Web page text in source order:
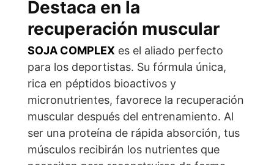
Destaca en la
recuperación muscular
SOJA COMPLEX es el aliado perfecto
para los deportistas. Su fórmula única,
rica en péptidos bioactivos y
micronutrientes, favorece la recuperación
muscular después del entrenamiento. Al
ser una proteína de rápida absorción, tus
músculos recibirán los nutrientes que